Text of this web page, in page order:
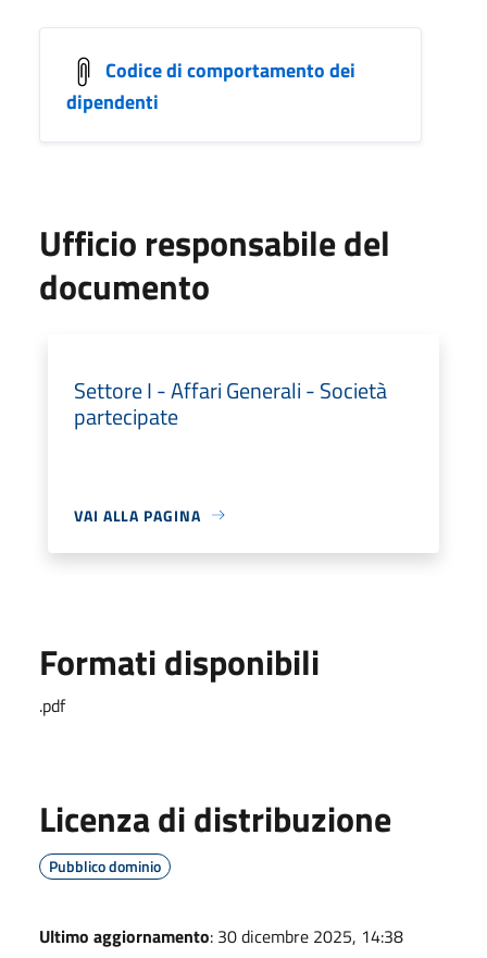
Codice di comportamento dei
dipendenti
Ufficio responsabile del
documento
Settore I - Affari Generali - Società
partecipate
VAI ALLA PAGINA
Formati disponibili
.pdf
Licenza di distribuzione
Pubblico dominio
Ultimo aggiornamento: 30 dicembre 2025, 14:38